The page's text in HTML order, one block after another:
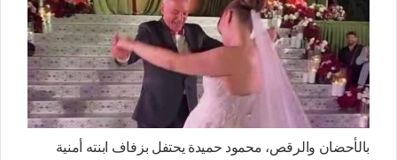
بالأحضان والرقص، محمود حميدة يحتفل بزفاف ابنته أمنية